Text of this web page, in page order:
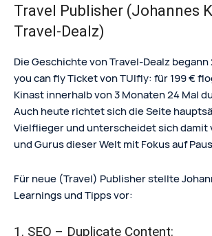
Travel Publisher (Johannes
Travel-Dealz)
Die Geschichte von Travel-Dealz
you can fly Ticket von TUIfly: für 199 €
Kinast innerhalb von 3 Monaten 24 Mal
Auch heute richtet sich die Seite
Vielflieger und unterscheidet sich damit
und Gurus dieser Welt mit Fokus auf
Für neue (Travel) Publisher stellte
Learnings und Tipps vor:
1. SEO – Duplicate Content: